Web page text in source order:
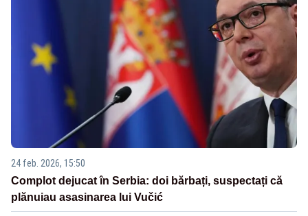
24 feb. 2026, 15:50
Complot dejucat în Serbia: doi bărbați, suspectați că
plănuiau asasinarea lui Vučić